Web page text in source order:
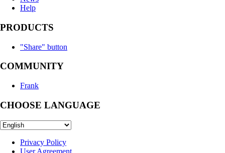
Help
PRODUCTS
"Share" button
COMMUNITY
Frank
CHOOSE LANGUAGE
Privacy Policy
User Agreement